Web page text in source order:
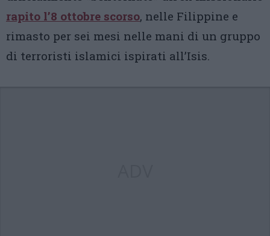
rapito l’8 ottobre scorso, nelle Filippine e
rimasto per sei mesi nelle mani di un gruppo
di terroristi islamici ispirati all’Isis.